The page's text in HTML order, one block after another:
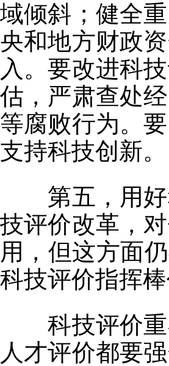
域倾斜；健全
央和地方财政
入。要改进科
估，严肃查处
等腐败行为。
支持科技创新。
第五，用好
技评价改革，
用，但这方面
科技评价指挥棒
科技评价重
人才评价都要